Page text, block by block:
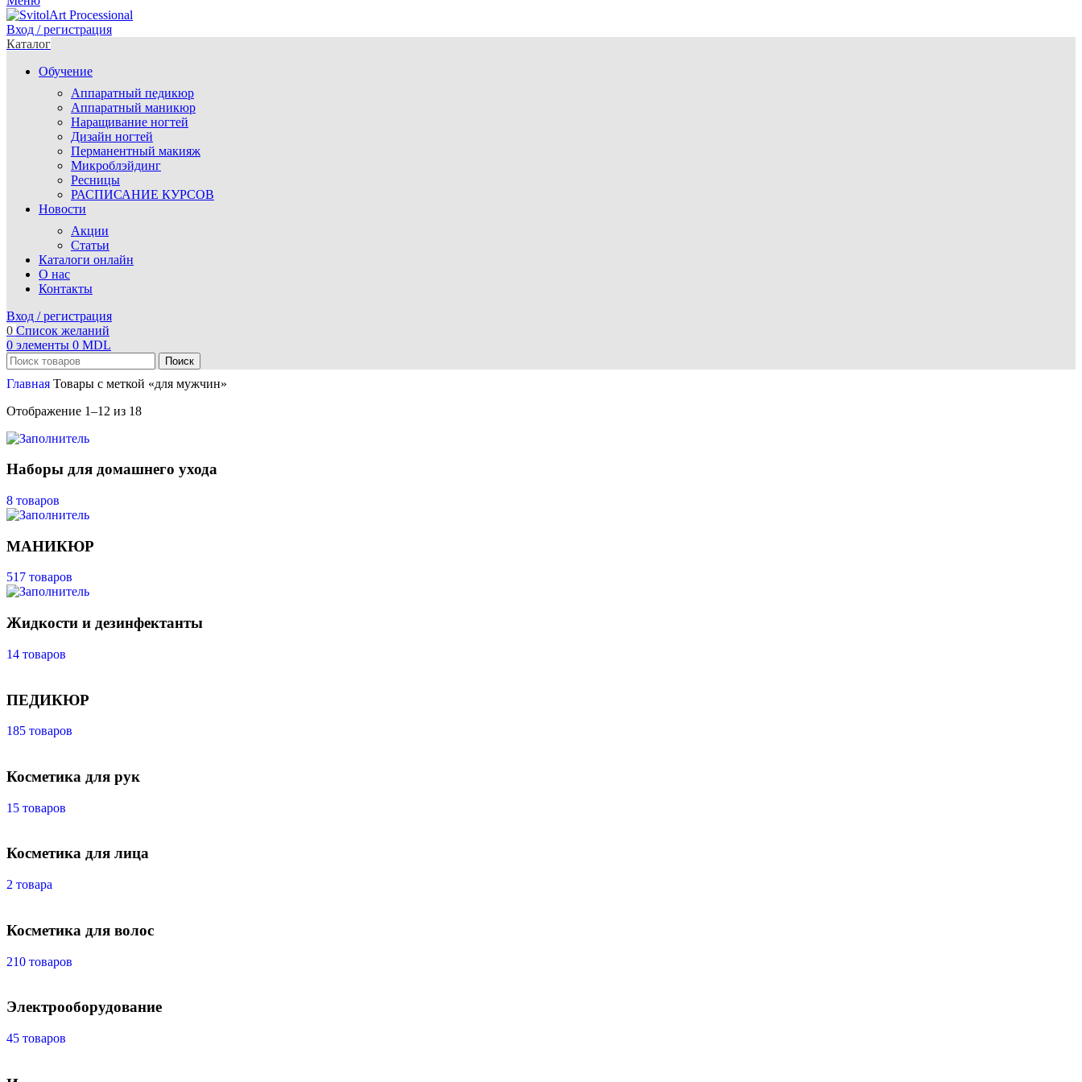
Вход / регистрация
Каталог
Обучение
Аппаратный педикюр
Аппаратный маникюр
Наращивание ногтей
Дизайн ногтей
Перманентный макияж
Микроблэйдинг
Ресницы
РАСПИСАНИЕ КУРСОВ
Новости
Акции
Статьи
Каталоги онлайн
О нас
Контакты
Вход / регистрация
0 Список желаний
0 элементы 0 MDL
Поиск
Главная Товары с меткой «для мужчин»
Отображение 1–12 из 18
Наборы для домашнего ухода
8 товаров
МАНИКЮР
517 товаров
Жидкости и дезинфектанты
14 товаров
ПЕДИКЮР
185 товаров
Косметика для рук
15 товаров
Косметика для лица
2 товара
Косметика для волос
210 товаров
Электрооборудование
45 товаров